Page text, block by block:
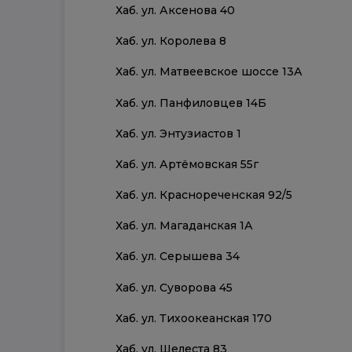
Хаб. ул. Аксенова 40
Хаб. ул. Королева 8
Хаб. ул. Матвеевское шоссе 13А
Хаб. ул. Панфиловцев 14Б
Хаб. ул. Энтузиастов 1
Хаб. ул. Артёмовская 55г
Хаб. ул. Краснореченская 92/5
Хаб. ул. Магаданская 1А
Хаб. ул. Серышева 34
Хаб. ул. Суворова 45
Хаб. ул. Тихоокеанская 170
Хаб. ул. Шелеста 83